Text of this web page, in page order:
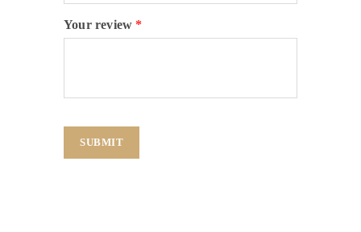
Your review *